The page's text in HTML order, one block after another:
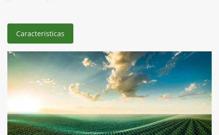
Caracteristicas